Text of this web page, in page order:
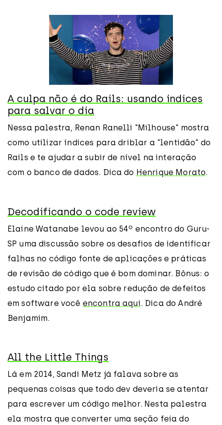
A culpa não é do Rails: usando índices
para salvar o dia
Nessa palestra, Renan Ranelli "Milhouse" mostra
como utilizar índices para driblar a "lentidão" do
Rails e te ajudar a subir de nível na interação
com o banco de dados. Dica do Henrique Morato.
Decodificando o code review
Elaine Watanabe levou ao 54º encontro do Guru-
SP uma discussão sobre os desafios de identificar
falhas no código fonte de aplicações e práticas
de revisão de código que é bom dominar. Bônus: o
estudo citado por ela sobre redução de defeitos
em software você encontra aqui . Dica do André
Benjamim.
All the Little Things
Lá em 2014, Sandi Metz já falava sobre as
pequenas coisas que todo dev deveria se atentar
para escrever um código melhor. Nesta palestra
ela mostra que converter uma seção feia do